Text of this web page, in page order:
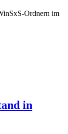
Ordnern im
in